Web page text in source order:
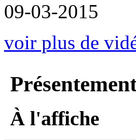
09-03-2015
voir plus de
À l'affiche